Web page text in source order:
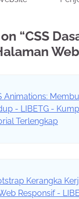
“CSS
Animations:
- LIBETG -
Terlengkap
Kerangka
Responsif -